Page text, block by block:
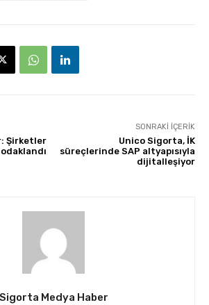
Şirketler
SONRAKI İÇERIK
Unico Sigorta, İK
süreçlerinde SAP altyapısıyla
dijitalleşiyor
Sigorta Medya Haber